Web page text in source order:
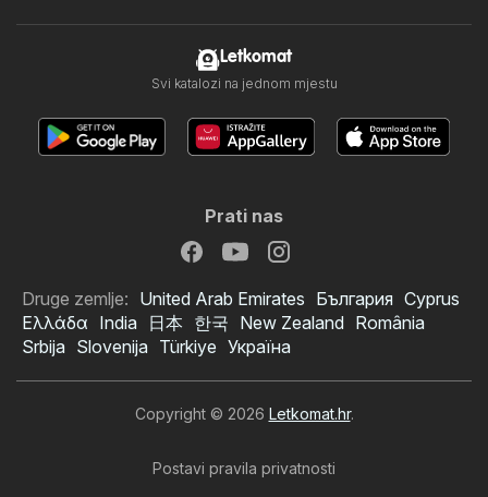
Letkomat
Svi katalozi na jednom mjestu
Prati nas
Druge zemlje: United Arab Emirates България Cyprus
Ελλάδα India 日本 한국 New Zealand România
Srbija Slovenija Türkiye Україна
Copyright © 2026 Letkomat.hr.
Postavi pravila privatnosti